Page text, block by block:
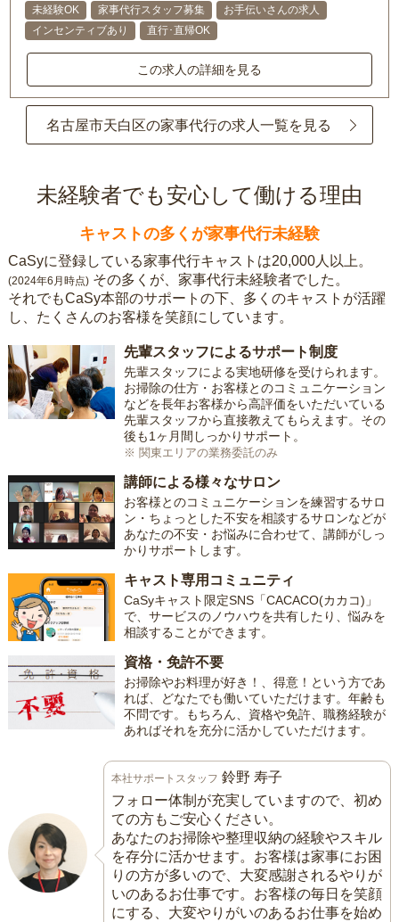
未経験OK
家事代行スタッフ募集
お手伝いさんの求人
インセンティブあり
直行･直帰OK
この求人の詳細を見る
名古屋市天白区の家事代行の求人一覧を見る
未経験者でも安心して働ける理由
キャストの多くが家事代行未経験
CaSyに登録している家事代行キャストは20,000人以上。
(2024年6月時点) その多くが、家事代行未経験者でした。
それでもCaSy本部のサポートの下、多くのキャストが活躍
し、たくさんのお客様を笑顔にしています。
先輩スタッフによるサポート制度
先輩スタッフによる実地研修を受けられます。
お掃除の仕方・お客様とのコミュニケーション
などを長年お客様から高評価をいただいている
先輩スタッフから直接教えてもらえます。その
後も1ヶ月間しっかりサポート。
※ 関東エリアの業務委託のみ
講師による様々なサロン
お客様とのコミュニケーションを練習するサロ
ン・ちょっとした不安を相談するサロンなどが
あなたの不安・お悩みに合わせて、講師がしっ
かりサポートします。
キャスト専用コミュニティ
CaSyキャスト限定SNS「CACACO(カカコ)」
で、サービスのノウハウを共有したり、悩みを
相談することができます。
資格・免許不要
お掃除やお料理が好き！、得意！という方であ
れば、どなたでも働いていただけます。年齢も
不問です。もちろん、資格や免許、職務経験が
あればそれを充分に活かしていただけます。
本社サポートスタッフ 鈴野 寿子
フォロー体制が充実していますので、初め
ての方もご安心ください。
あなたのお掃除や整理収納の経験やスキル
を存分に活かせます。お客様は家事にお困
りの方が多いので、大変感謝されるやりが
いのあるお仕事です。お客様の毎日を笑顔
にする、大変やりがいのあるお仕事を始め